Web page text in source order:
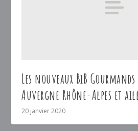
Les nouveaux BiB
Auvergne Rhône-Alpes et
20 janvier 2020